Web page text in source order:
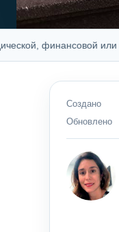
или
Создано
Обновлено